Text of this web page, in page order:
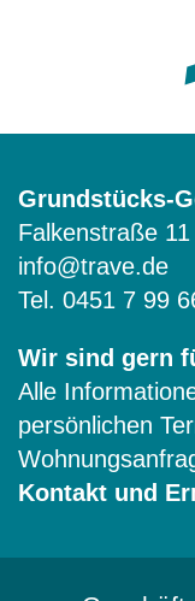
Grundstücks-
Falkenstraße
info@trave.de
Tel. 0451 7 99
Wir sind gern
Alle
persönlichen
Kontakt und